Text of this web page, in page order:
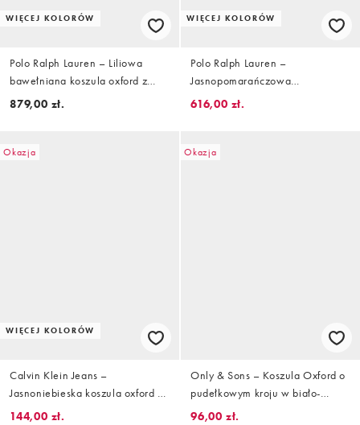
WIĘCEJ KOLORÓW
Polo Ralph Lauren – Liliowa
bawełniana koszula oxford z
długimi rękawami i logo Icon
879,00 zł.
WIĘCEJ KOLORÓW
Polo Ralph Lauren –
Jasnopomarańczowa
bawełniana koszula oxford z
616,00 zł.
Okazja
WIĘCEJ KOLORÓW
Calvin Klein Jeans –
Jasnoniebieska koszula oxford w
prążki
144,00 zł.
Okazja
Only & Sons – Koszula Oxford o
pudełkowym kroju w biało-
niebieskie paski
96,00 zł.